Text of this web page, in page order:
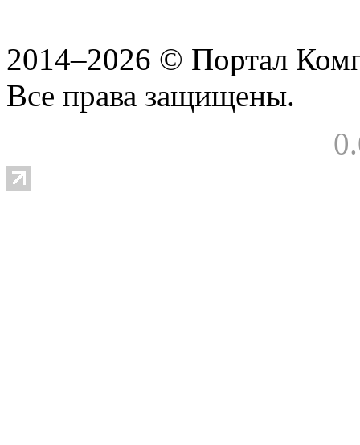
2014–2026 © Портал
Все права защищены.